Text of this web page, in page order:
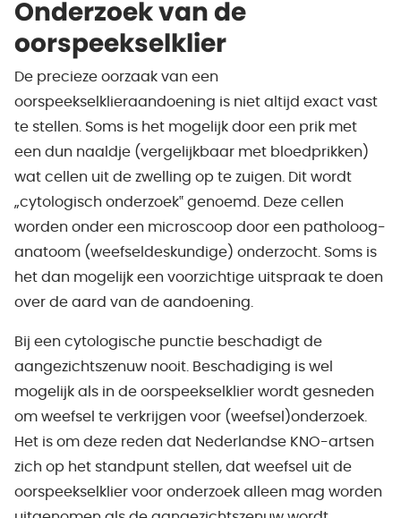
Onderzoek van de
oorspeekselklier
De precieze oorzaak van een
oorspeekselklieraandoening is niet altijd exact vast
te stellen. Soms is het mogelijk door een prik met
een dun naaldje (vergelijkbaar met bloedprikken)
wat cellen uit de zwelling op te zuigen. Dit wordt
„cytologisch onderzoek‟ genoemd. Deze cellen
worden onder een microscoop door een patholoog-
anatoom (weefseldeskundige) onderzocht. Soms is
het dan mogelijk een voorzichtige uitspraak te doen
over de aard van de aandoening.
Bij een cytologische punctie beschadigt de
aangezichtszenuw nooit. Beschadiging is wel
mogelijk als in de oorspeekselklier wordt gesneden
om weefsel te verkrijgen voor (weefsel)onderzoek.
Het is om deze reden dat Nederlandse KNO-artsen
zich op het standpunt stellen, dat weefsel uit de
oorspeekselklier voor onderzoek alleen mag worden